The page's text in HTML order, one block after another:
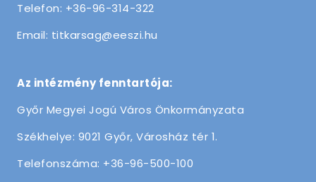
Telefon: +36-96-314-322
Email: titkarsag@eeszi.hu
Az intézmény fenntartója:
Győr Megyei Jogú Város Önkormányzata
Székhelye: 9021 Győr, Városház tér 1.
Telefonszáma: +36-96-500-100